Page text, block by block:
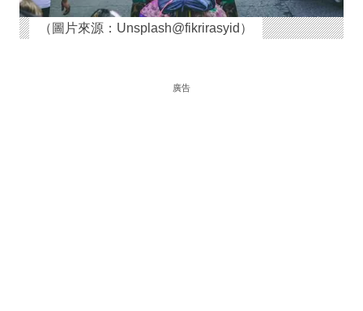
（圖片來源：Unsplash@fikrirasyid）
廣告